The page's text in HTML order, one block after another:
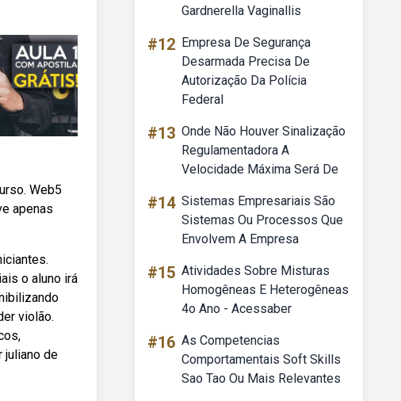
Web5
apenas
o aluno irá
violão.
juliano de
Gardnerella Vaginallis
#12 Empresa De Segurança
Desarmada Precisa De
Autorização Da Polícia
Federal
#13 Onde Não Houver Sinalização
Regulamentadora A
Velocidade Máxima Será De
#14 Sistemas Empresariais São
Sistemas Ou Processos Que
Envolvem A Empresa
#15 Atividades Sobre Misturas
Homogêneas E Heterogêneas
4o Ano - Acessaber
#16 As Competencias
Comportamentais Soft Skills
Sao Tao Ou Mais Relevantes